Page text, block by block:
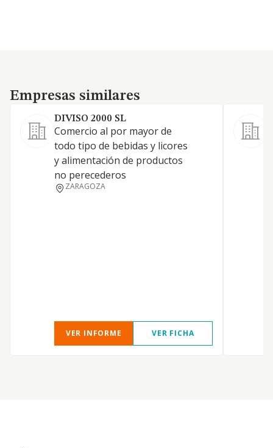
Empresas similares
Empresas similares
DIVISO 2000 SL
Comercio al por mayor de
todo tipo de bebidas y licores
y alimentación de productos
no perecederos
ZARAGOZA
VER INFORME VER FICHA